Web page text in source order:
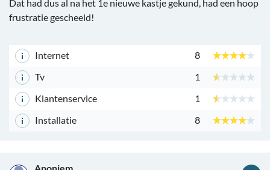
Dat had dus al na het 1e nieuwe kastje gekund, had een hoop
frustratie gescheeld!
Internet
8
Tv
1
Klantenservice
1
Installatie
8